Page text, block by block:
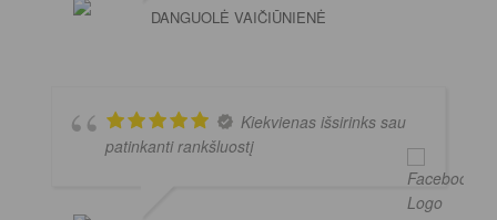
DANGUOLĖ VAIČIŪNIENĖ
Kiekvienas išsirinks sau
patinkanti rankšluostį